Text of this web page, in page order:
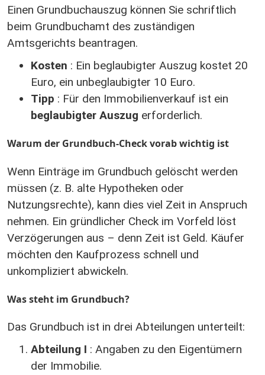
Einen Grundbuchauszug können Sie schriftlich
beim Grundbuchamt des zuständigen
Amtsgerichts beantragen.
Kosten : Ein beglaubigter Auszug kostet 20
Euro, ein unbeglaubigter 10 Euro.
Tipp : Für den Immobilienverkauf ist ein
beglaubigter Auszug erforderlich.
Warum der Grundbuch-Check vorab wichtig ist
Wenn Einträge im Grundbuch gelöscht werden
müssen (z. B. alte Hypotheken oder
Nutzungsrechte), kann dies viel Zeit in Anspruch
nehmen. Ein gründlicher Check im Vorfeld löst
Verzögerungen aus – denn Zeit ist Geld. Käufer
möchten den Kaufprozess schnell und
unkompliziert abwickeln.
Was steht im Grundbuch?
Das Grundbuch ist in drei Abteilungen unterteilt:
Abteilung I : Angaben zu den Eigentümern
der Immobilie.